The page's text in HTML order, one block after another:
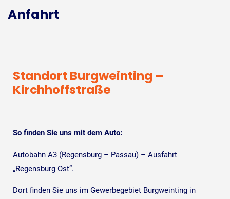
Anfahrt
Standort Burgweinting –
Kirchhoffstraße
So finden Sie uns mit dem Auto:
Autobahn A3 (Regensburg – Passau) – Ausfahrt
„Regensburg Ost“.
Dort finden Sie uns im Gewerbegebiet Burgweinting in